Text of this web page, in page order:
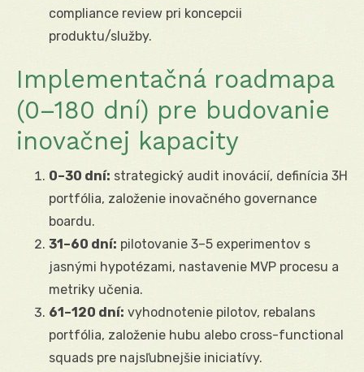
compliance review pri koncepcii
produktu/služby.
Implementačná roadmapa
(0–180 dní) pre budovanie
inovačnej kapacity
0–30 dní: strategický audit inovácií, definícia 3H
portfólia, založenie inovačného governance
boardu.
31–60 dní: pilotovanie 3–5 experimentov s
jasnými hypotézami, nastavenie MVP procesu a
metriky učenia.
61–120 dní: vyhodnotenie pilotov, rebalans
portfólia, založenie hubu alebo cross-functional
squads pre najsľubnejšie iniciatívy.